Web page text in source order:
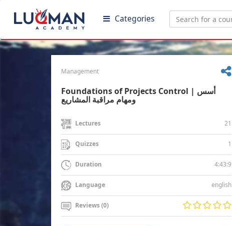
Categories
Management
Foundations of Projects Control | أسس
ومهام مراقبة المشاريع
Lectures 21
Quizzes 1
Duration 4:43:9
Language english
Reviews (0)